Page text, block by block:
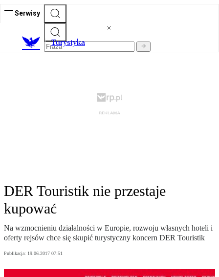
Serwisy
Turystyka
DER Touristik nie przestaje
kupować
Na wzmocnieniu działalności w Europie, rozwoju własnych hoteli i
oferty rejsów chce się skupić turystyczny koncern DER Touristik
Publikacja: 19.06.2017 07:51